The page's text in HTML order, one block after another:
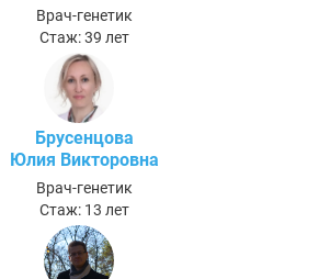
Врач-генетик
Стаж: 39 лет
Брусенцова
Юлия Викторовна
Врач-генетик
Стаж: 13 лет